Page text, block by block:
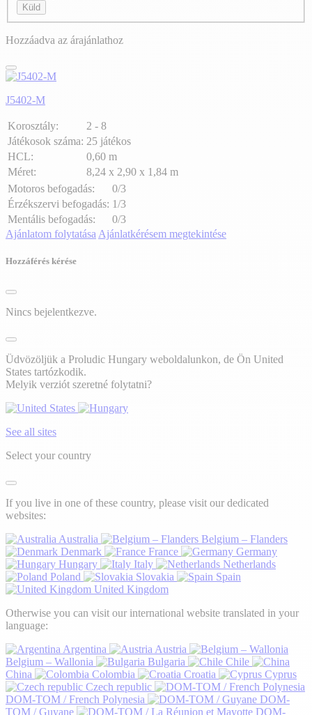
Küld
Hozzáadva az árajánlathoz
J5402-M
Korosztály:
2 - 8
Játékosok száma: 25 játékos
HCL:
0,60 m
Méret:
8,24 x 2,90 x 1,84 m
Motoros befogadás:
0/3
Érzékszervi befogadás: 1/3
Mentális befogadás:
0/3
Ajánlatom folytatása Ajánlatkérésem megtekintése
Hozzáférés kérése
Nincs bejelentkezve.
Üdvözöljük a Proludic Hungary weboldalunkon, de Ön United
States tartózkodik.
Melyik verziót szeretné folytatni?
See all sites
Select your country
If you live in one of these country, please visit our dedicated
websites:
Australia
Belgium – Flanders
Denmark
France
Germany
Hungary
Italy
Netherlands
Poland
Slovakia
Spain
United Kingdom
Otherwise you can visit our international website translated in your
language:
Argentina
Austria
Belgium – Wallonia
Bulgaria
Chile
China
Colombia Croatia
Cyprus
Czech republic
DOM-TOM / French Polynesia
DOM-
TOM / Guyane
DOM-